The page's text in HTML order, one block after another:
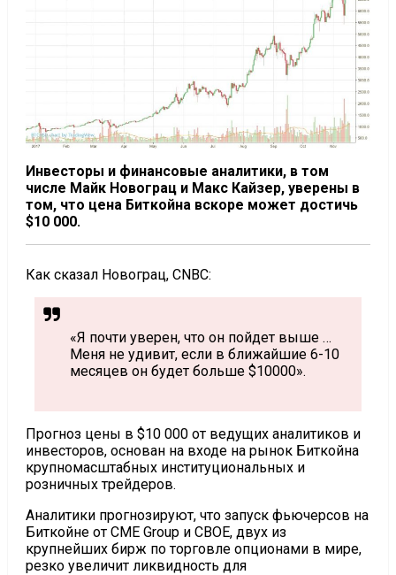
Инвесторы и финансовые аналитики, в том
числе Майк Новограц и Макс Кайзер, уверены в
том, что цена Биткойна вскоре может достичь
$10 000.
Как сказал Новограц, CNBC:
«Я почти уверен, что он пойдет выше …
Меня не удивит, если в ближайшие 6-10
месяцев он будет больше $10000».
Прогноз цены в $10 000 от ведущих аналитиков и
инвесторов, основан на входе на рынок Биткойна
крупномасштабных институциональных и
розничных трейдеров.
Аналитики прогнозируют, что запуск фьючерсов на
Биткойне от CME Group и CBOE, двух из
крупнейших бирж по торговле опционами в мире,
резко увеличит ликвидность для